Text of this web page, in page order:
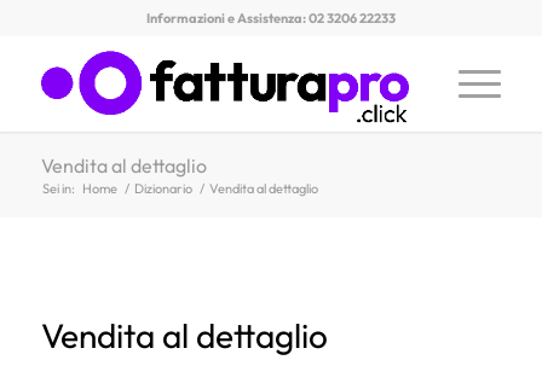
Informazioni e Assistenza: 02 3206 22233
Vendita al dettaglio
Sei in: Home / Dizionario / Vendita al dettaglio
Vendita al dettaglio